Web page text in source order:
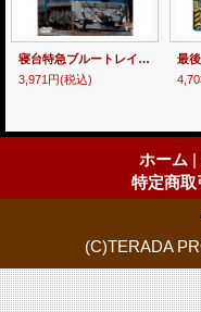
寝台特急ブルートレイン ー郷愁の青い流星たちー 【DVD】
3,971円(税込)
ホーム |
特定商取
(C)TERADA